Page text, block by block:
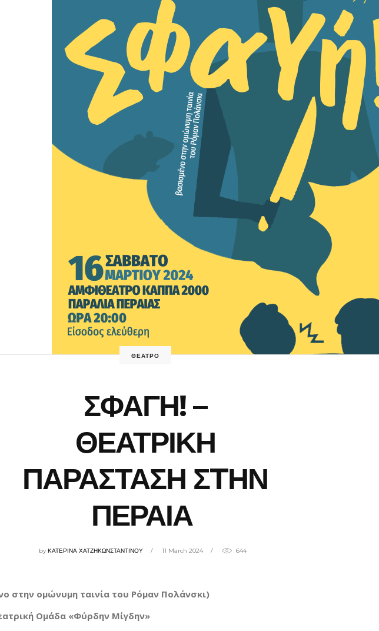
ΘΕΑΤΡΟ
ΣΦΑΓΗ! –
ΘΕΑΤΡΙΚΗ
ΠΑΡΑΣΤΑΣΗ ΣTΗΝ
ΠΕΡΑΙΑ
byΚΑΤΕΡΙΝΑ ΧΑΤΖΗΚΩΝΣΤΑΝΤΙΝΟΥ 11 March 2024 644
στην ομώνυμη ταινία του Ρόμαν Πολάνσκι)
Ομάδα «Φύρδην Μίγδην»